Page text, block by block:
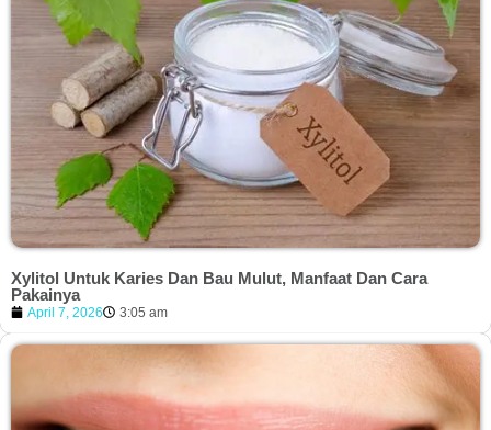
Xylitol Untuk Karies Dan Bau Mulut, Manfaat Dan Cara
Pakainya
April 7, 2026 3:05 am